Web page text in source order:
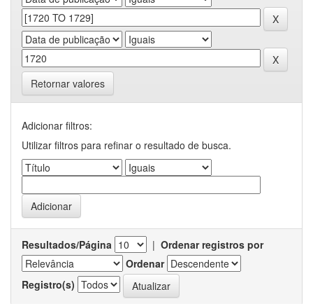
Retornar valores
Adicionar filtros:
Utilizar filtros para refinar o resultado de busca.
Resultados/Página | Ordenar registros por
Ordenar
Registro(s)